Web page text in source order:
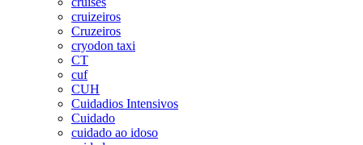
cruizeiros
Cruzeiros
cryodon taxi
CT
cuf
CUH
Cuidadios Intensivos
Cuidado
cuidado ao idoso